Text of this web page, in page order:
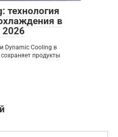
технология
в
2026
Dynamic Cooling в
продукты